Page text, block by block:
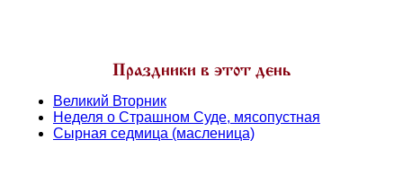
Праздники в этот день
Великий Вторник
Неделя о Страшном Суде, мясопустная
Сырная седмица (масленица)